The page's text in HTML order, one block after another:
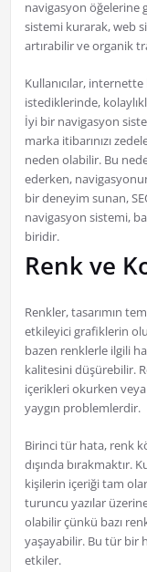
navigasyon öğelerine
sistemi kurarak, web
artırabilir ve organik
Kullanıcılar,
istediklerinde,
İyi bir navigasyon
marka itibarınızı
neden olabilir. Bu
ederken,
bir deneyim sunan,
navigasyon sistemi,
biridir.
Renk ve
Renkler, tasarımın
etkileyici grafiklerin
bazen renklerle ilgili
kalitesini düşürebilir.
içerikleri okurken
yaygın problemlerdir.
Birinci tür hata, renk
dışında bırakmaktır.
kişilerin içeriği tam
turuncu yazılar
olabilir çünkü bazı
yaşayabilir. Bu tür bir
etkiler.